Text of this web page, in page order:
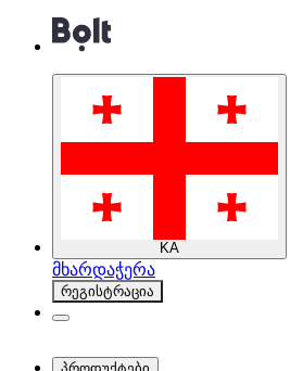
KA
მხარდაჭერა
რეგისტრაცია